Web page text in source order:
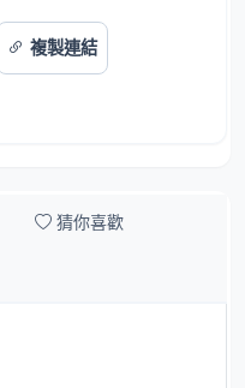
複製連結
猜你喜歡